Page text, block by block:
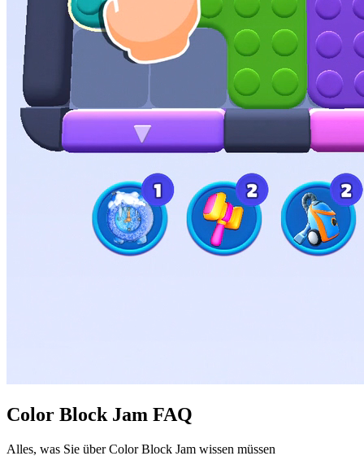
Color Block Jam FAQ
Alles, was Sie über Color Block Jam wissen müssen